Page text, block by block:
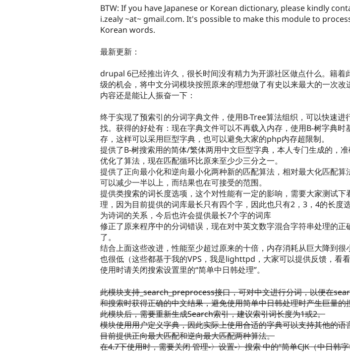
BTW: If you have Japanese or Korean dictionary, please kindly
i.zealy ~at~ gmail.com. It's possible to make this module to
Korean words.
最新更新：
drupal 6已经推出许久，很长时间没有精力为开源社区做点什么。籍
级的机会，将中文分词模块按照原来的理想做了有史以来最大的一次改
内容还是能让人振奋一下：
终于实现了预索引的分词字典文件，使用B-Tree算法组织，可以快速进
找。获得的好处有：现在字典文件可以不再载入内存，使用B-树字典时
存，这样可以采用巨型字典，也可以避免大家的php内存超限制。
提供了B-树搜索用的简体/繁体两用中文巨型字典，本人专门生成的，准
优化了算法，现在匹配循环比原来至少少三分之一。
提供了正向最小化和逆向最小化两种新的匹配算法，相对最大化匹配算
可以减少一半以上，而结果也在可接受的范围。
提供类搜索的词长度选项，这个对性能有一定的影响，需要大家测试下
理，因为目前提供的词库最长只有四个字，因此也只有2，3，4的长度
为诗词的关系，今后也许会提供最长7个字的词库
修正了原来程序中的分词错误，现在对中英文数字混合字符串处理的正
了。
结合上面这些改进，性能至少超过原来的十倍，内存消耗从巨大降到很
也很低（这些都基于我的VPS，我是lighttpd，大家可以提供反馈，看看
使用时请关闭搜索设置里的“简单中日韩处理”。
此模块支持_search_preprocess接口，可对中文进行分词，以便在
和搜索时获得正确的中文结果，避免使用简单中日韩处理时产生巨量的
此模块后，需要重新生成Search索引，建议索引词长度为1或2。
模块使用用户定义字典，因此实际上使用合适的字典可以支持其他的语
目前提供正向最大匹配和逆向最大匹配两种算法。
在4.7下使用时，需要关闭 管理-〉设置-〉搜索 中的“简单CJK（中日韩